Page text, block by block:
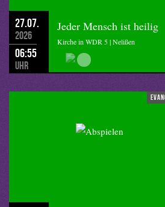
27.07.
2026
06:55
Uhr
Jeder Mensch ist heilig
Kirche in WDR 5 | Nelißen